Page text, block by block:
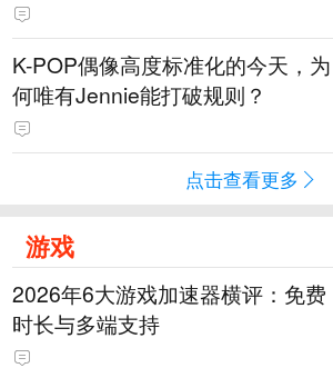
K-POP偶像高度标准化的今天，为
何唯有Jennie能打破规则？
点击查看更多
游戏
2026年6大游戏加速器横评：免费
时长与多端支持